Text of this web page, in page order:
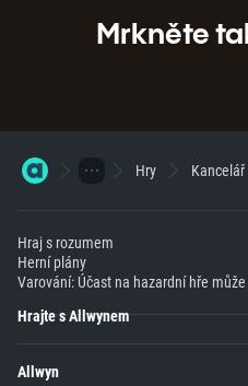
Mrkněte
Hry Kancelář
Hraj s rozumem
Herní plány
Varování: Účast na hazardní hře
Hrajte s Allwynem
Allwyn